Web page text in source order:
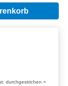
durchgestrichen =